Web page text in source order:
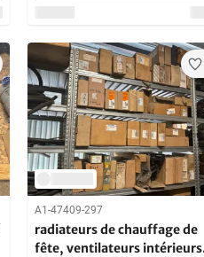
A1-47409-297
radiateurs de chauffage de
fête, ventilateurs intérieurs